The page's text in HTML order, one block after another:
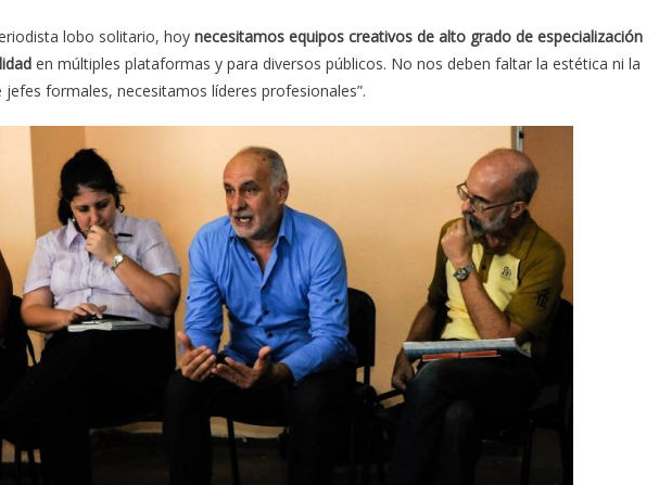
lobo solitario, hoy necesitamos equipos creativos de alto grado de especialización
en múltiples plataformas y para diversos públicos. No nos deben faltar la estética ni la
formales, necesitamos líderes profesionales”.